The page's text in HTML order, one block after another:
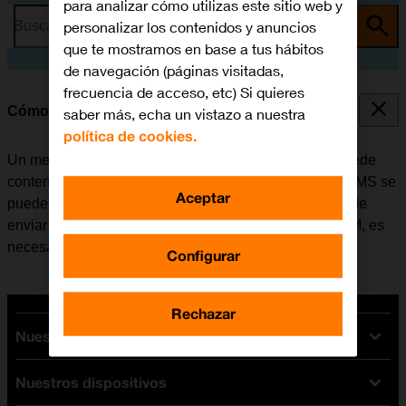
Busca por problema o tema
Cómo escribir y enviar un MMS
Un mensaje multimedia (MMS) es un mensaje que puede
contener imágenes y otros archivos multimedia. Los MMS se
pueden enviar a otros teléfonos móviles. Si no se puede
enviar ni recibir MMS después de insertar la tarjeta SIM, es
necesario
configurar el móvil para MMS
Nuestras tarifas
Tarifas Orange
Nuestros dispositivos
para analizar cómo utilizas este sitio web y
personalizar los contenidos y anuncios
que te mostramos en base a tus hábitos
de navegación (páginas visitadas,
frecuencia de acceso, etc) Si quieres
saber más, echa un vistazo a nuestra
política de cookies.
Configurar
Rechazar
Aceptar